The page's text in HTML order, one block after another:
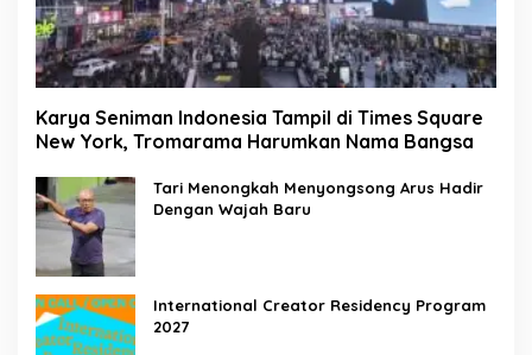
Karya Seniman Indonesia Tampil di Times Square
New York, Tromarama Harumkan Nama Bangsa
Tari Menongkah Menyongsong Arus Hadir
Dengan Wajah Baru
International Creator Residency Program
2027